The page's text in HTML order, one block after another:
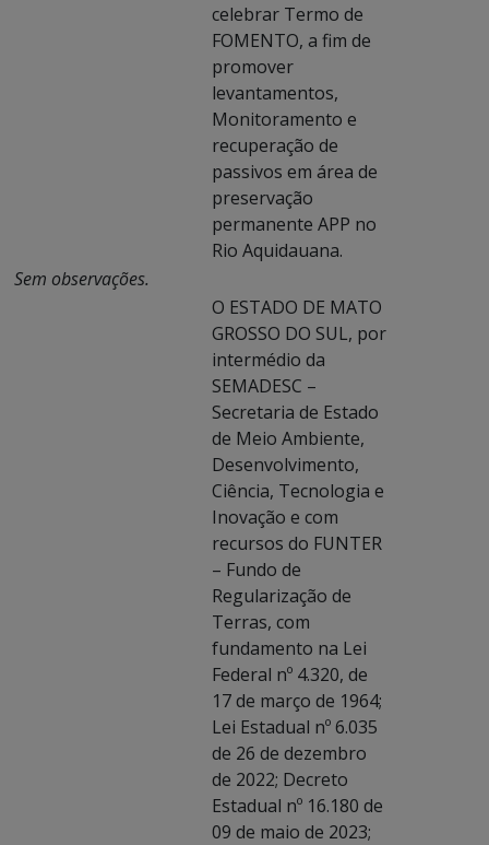
celebrar Termo de
FOMENTO, a fim de
promover
levantamentos,
Monitoramento e
recuperação de
passivos em área de
preservação
permanente APP no
Rio Aquidauana.
Sem observações.
O ESTADO DE MATO
GROSSO DO SUL, por
intermédio da
SEMADESC –
Secretaria de Estado
de Meio Ambiente,
Desenvolvimento,
Ciência, Tecnologia e
Inovação e com
recursos do FUNTER
– Fundo de
Regularização de
Terras, com
fundamento na Lei
Federal nº 4.320, de
17 de março de 1964;
Lei Estadual nº 6.035
de 26 de dezembro
de 2022; Decreto
Estadual nº 16.180 de
09 de maio de 2023;